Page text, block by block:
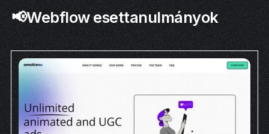
📢Webflow esettanulmányok